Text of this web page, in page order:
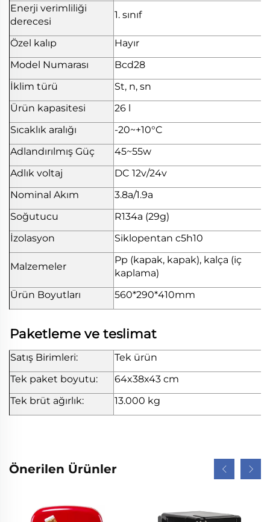
Enerji verimliliği
derecesi
1. sınıf
Özel kalıp
Hayır
Model Numarası
Bcd28
İklim türü
St, n, sn
Ürün kapasitesi
26 l
Sıcaklık aralığı
-20~+10°C
Adlandırılmış Güç
45~55w
Adlık voltaj
DC 12v/24v
Nominal Akım
3.8a/1.9a
Soğutucu
R134a (29g)
İzolasyon
Siklopentan c5h10
Malzemeler
Pp (kapak, kapak), kalça (iç
kaplama)
Ürün Boyutları
560*290*410mm
Paketleme ve teslimat
Satış Birimleri:
Tek ürün
Tek paket boyutu:
64x38x43 cm
Tek brüt ağırlık:
13.000 kg
Önerilen Ürünler